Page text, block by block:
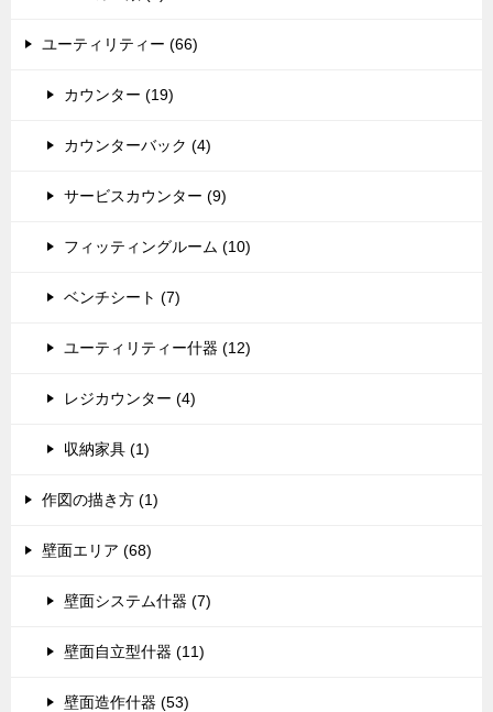
ユーティリティー (66)
カウンター (19)
カウンターバック (4)
サービスカウンター (9)
フィッティングルーム (10)
ベンチシート (7)
ユーティリティー什器 (12)
レジカウンター (4)
収納家具 (1)
作図の描き方 (1)
壁面エリア (68)
壁面システム什器 (7)
壁面自立型什器 (11)
壁面造作什器 (53)